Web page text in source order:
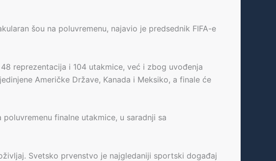
šou na poluvremenu, najavio je predsednik FIFA-e
reprezentacija i 104 utakmice, već i zbog uvođenja
Američke Države, Kanada i Meksiko, a finale će
finalne utakmice, u saradnji sa
Svetsko prvenstvo je najgledaniji sportski događaj